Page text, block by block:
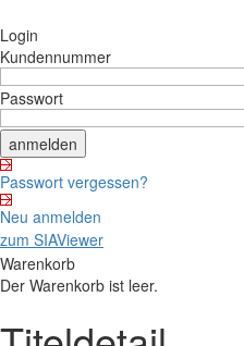
Login
Kundennummer
Passwort
Passwort vergessen?
Neu anmelden
zum SIAViewer
Warenkorb
Der Warenkorb ist leer.